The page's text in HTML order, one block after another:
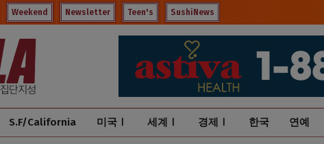
Weekend Newsletter Teen's SushiNews
S.F/California 미국Ⅰ 세계Ⅰ 경제Ⅰ 한국 연예